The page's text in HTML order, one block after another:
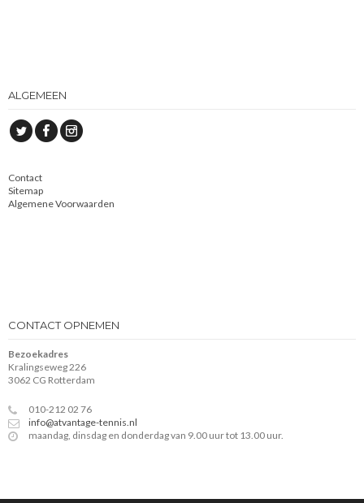
ALGEMEEN
Contact
Sitemap
Algemene Voorwaarden
CONTACT OPNEMEN
Bezoekadres
Kralingseweg 226
3062 CG Rotterdam
010-212 02 76
info@atvantage-tennis.nl
maandag, dinsdag en donderdag van 9.00 uur tot 13.00 uur.